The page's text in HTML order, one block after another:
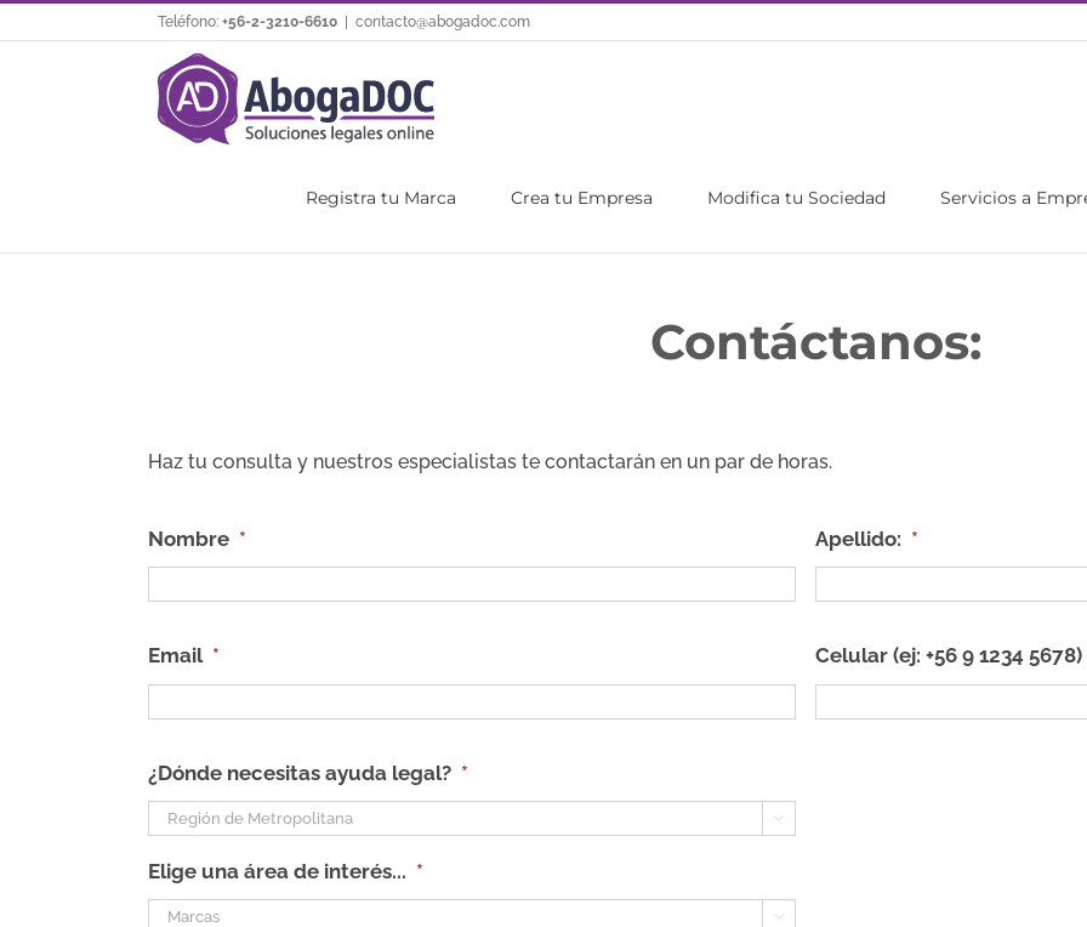
al
Teléfono: +56-2-3210-6610 contacto@abogadoc.com
Registra tu Marca Crea tu Empresa Modifica tu Sociedad Servicios a
Contáctanos:
Haz tu consulta y nuestros especialistas te contactarán en un par de horas.
Nombre * Apellido: *
Email * Celular (ej: +56 9 1234 5678)
¿Dónde necesitas ayuda legal? *

Elige una área de interés... *
